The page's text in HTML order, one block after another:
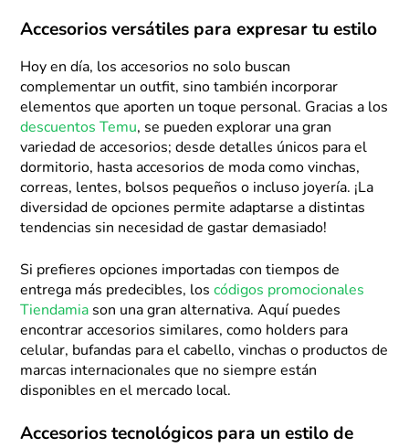
Accesorios versátiles para expresar tu estilo
Hoy en día, los accesorios no solo buscan
complementar un outfit, sino también incorporar
elementos que aporten un toque personal. Gracias a los
descuentos Temu, se pueden explorar una gran
variedad de accesorios; desde detalles únicos para el
dormitorio, hasta accesorios de moda como vinchas,
correas, lentes, bolsos pequeños o incluso joyería. ¡La
diversidad de opciones permite adaptarse a distintas
tendencias sin necesidad de gastar demasiado!
Si prefieres opciones importadas con tiempos de
entrega más predecibles, loscódigos promocionales
Tiendamia son una gran alternativa. Aquí puedes
encontrar accesorios similares, como holders para
celular, bufandas para el cabello, vinchas o productos de
marcas internacionales que no siempre están
disponibles en el mercado local.
Accesorios tecnológicos para un estilo de